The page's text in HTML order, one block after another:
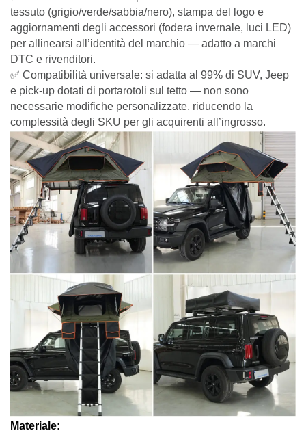
tessuto (grigio/verde/sabbia/nero), stampa del logo e
aggiornamenti degli accessori (fodera invernale, luci LED)
per allinearsi all’identità del marchio — adatto a marchi
DTC e rivenditori.
✅ Compatibilità universale: si adatta al 99% di SUV, Jeep
e pick-up dotati di portarotoli sul tetto — non sono
necessarie modifiche personalizzate, riducendo la
complessità degli SKU per gli acquirenti all’ingrosso.
Materiale: